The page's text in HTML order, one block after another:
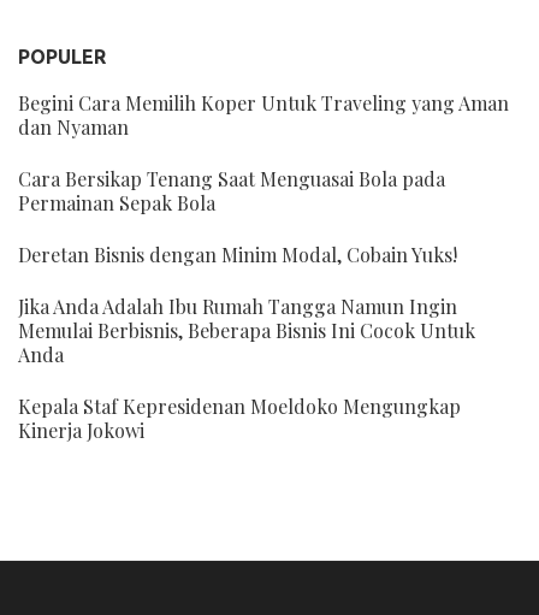
POPULER
Begini Cara Memilih Koper Untuk Traveling yang Aman
dan Nyaman
Cara Bersikap Tenang Saat Menguasai Bola pada
Permainan Sepak Bola
Deretan Bisnis dengan Minim Modal, Cobain Yuks!
Jika Anda Adalah Ibu Rumah Tangga Namun Ingin
Memulai Berbisnis, Beberapa Bisnis Ini Cocok Untuk
Anda
Kepala Staf Kepresidenan Moeldoko Mengungkap
Kinerja Jokowi